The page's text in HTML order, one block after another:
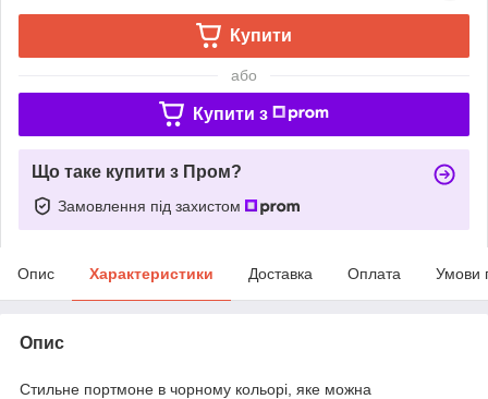
Купити
або
Купити з
Що таке купити з Пром?
Замовлення під захистом
Опис Характеристики Доставка Оплата Умови
Опис
Стильне портмоне в чорному кольорі, яке можна